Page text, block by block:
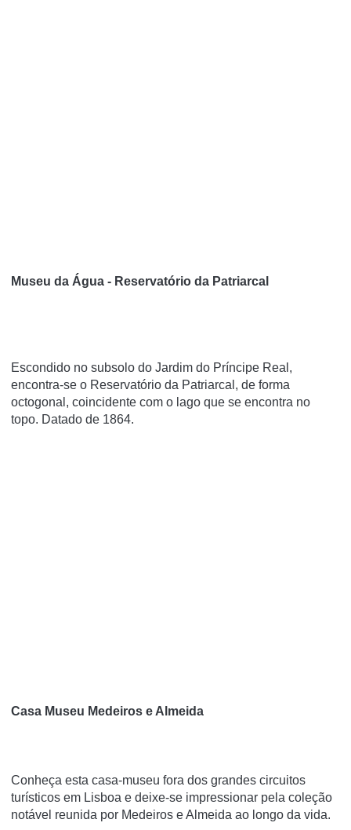
Museu da Água - Reservatório da Patriarcal
Escondido no subsolo do Jardim do Príncipe Real,
encontra-se o Reservatório da Patriarcal, de forma
octogonal, coincidente com o lago que se encontra no
topo. Datado de 1864.
Casa Museu Medeiros e Almeida
Conheça esta casa-museu fora dos grandes circuitos
turísticos em Lisboa e deixe-se impressionar pela coleção
notável reunida por Medeiros e Almeida ao longo da vida.